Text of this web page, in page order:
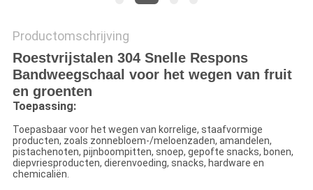
Productomschrijving
Roestvrijstalen 304 Snelle Respons
Bandweegschaal voor het wegen van fruit
en groenten
Toepassing:
Toepasbaar voor het wegen van korrelige, staafvormige
producten, zoals zonnebloem-/meloenzaden, amandelen,
pistachenoten, pijnboompitten, snoep, gepofte snacks, bonen,
diepvriesproducten, dierenvoeding, snacks, hardware en
chemicaliën.